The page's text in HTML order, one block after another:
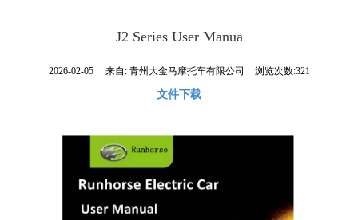
J2 Series User Manua
2026-02-05 来自: 青州大金马摩托车有限公司 浏览次数:321
文件下载